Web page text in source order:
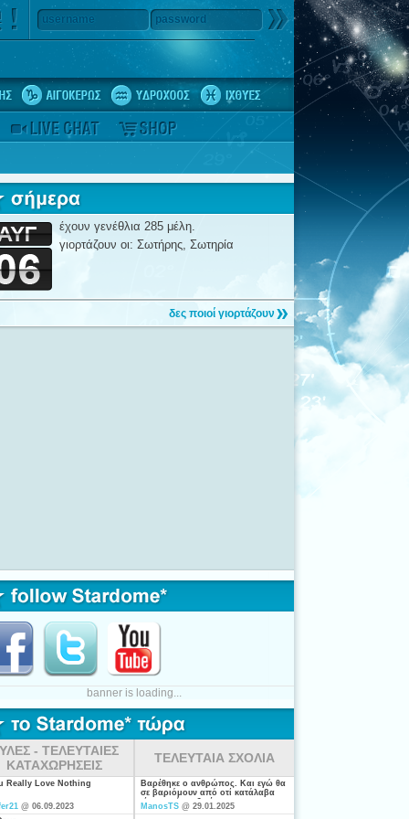
username password
έχουν γενέθλια 285 μέλη.
γιορτάζουν οι: Σωτήρης, Σωτηρία
δες ποιοί γιορτάζουν
banner is loading...
- ΤΕΛΕΥΤΑΙΕΣ
ΚΑΤΑΧΩΡΗΣΕΙΣ
Really Love Nothing
@ 06.09.2023
ΤΕΛΕΥΤΑΙΑ ΣΧΟΛΙΑ
Βαρέθηκε ο ανθρώπος. Και εγώ θα
σε βαριόμουν από οτί κατάλαβα
είσαι από τις ξενέρωτες που
ψάχνουν απλά για "σύζυγο". Η
ManosTS @ 29.01.2025